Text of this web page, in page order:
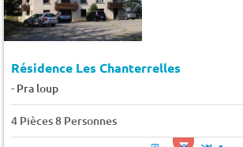
Résidence Les Chanterrelles
- Pra loup
4 Pièces 8 Personnes